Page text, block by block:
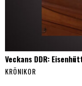
Veckans DDR:
KRÖNIKOR